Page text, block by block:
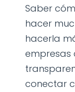
Saber
hacer
hacerla
empresas
conectar